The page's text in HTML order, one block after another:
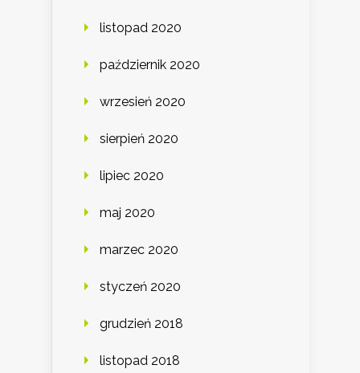
listopad 2020
październik 2020
wrzesień 2020
sierpień 2020
lipiec 2020
maj 2020
marzec 2020
styczeń 2020
grudzień 2018
listopad 2018